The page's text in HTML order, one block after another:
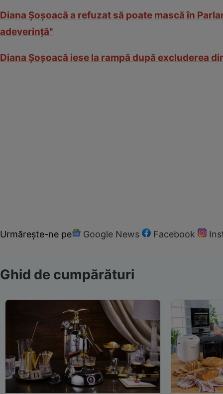
Diana Şoşoacă a refuzat să poate mască în
adeverință"
Diana Șoșoacă iese la rampă după excluderea
Urmărește-ne pe Google News Facebook
Ghid de cumpărături